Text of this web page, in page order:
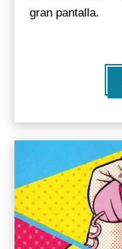
gran pantalla.